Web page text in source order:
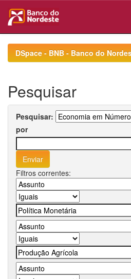
navigationDSpace - BNB - Banco do
Pesquisar
Pesquisar:
por
Filtros correntes: